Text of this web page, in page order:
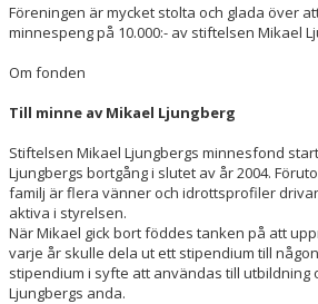
FÖRÄLDRAINFO
EVENEMANG & ÅRSHJUL
KONTAKT
Föreningen är mycket stolta och glada över
minnespeng på 10.000:- av stiftelsen Mikael
Om fonden
Till minne av Mikael Ljungberg
Stiftelsen Mikael Ljungbergs minnesfond
Ljungbergs bortgång i slutet av år 2004.
familj är flera vänner och idrottsprofiler
aktiva i styrelsen.
När Mikael gick bort föddes tanken på att
varje år skulle dela ut ett stipendium till
stipendium i syfte att användas till utbildning
Ljungbergs anda.